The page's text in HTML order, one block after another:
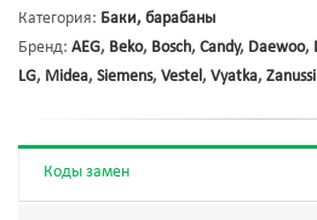
Категория: Баки, барабаны
Бренд: AEG, Beko, Bosch, Candy, Daewoo,
LG, Midea, Siemens, Vestel, Vyatka, Zanussi
Коды замен